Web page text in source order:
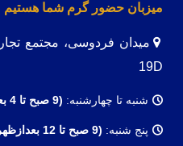
میزبان حضور گرم شما هستیم
19D
شنبه تا چهارشنبه: (9 صبح تا 4 بعدازظهر)
پنج شنبه: (9 صبح تا 12 بعدازظهر)